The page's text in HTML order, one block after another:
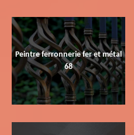
Peintre ferronnerie fer et métal
68